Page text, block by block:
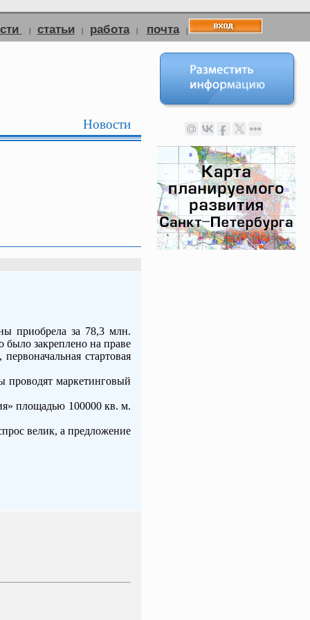
| статьи | работа | почта |
Новости
приобрела за 78,3 млн.
закреплено на праве
стартовая
проводят маркетинговый
площадью 100000 кв. м.
велик, а предложение